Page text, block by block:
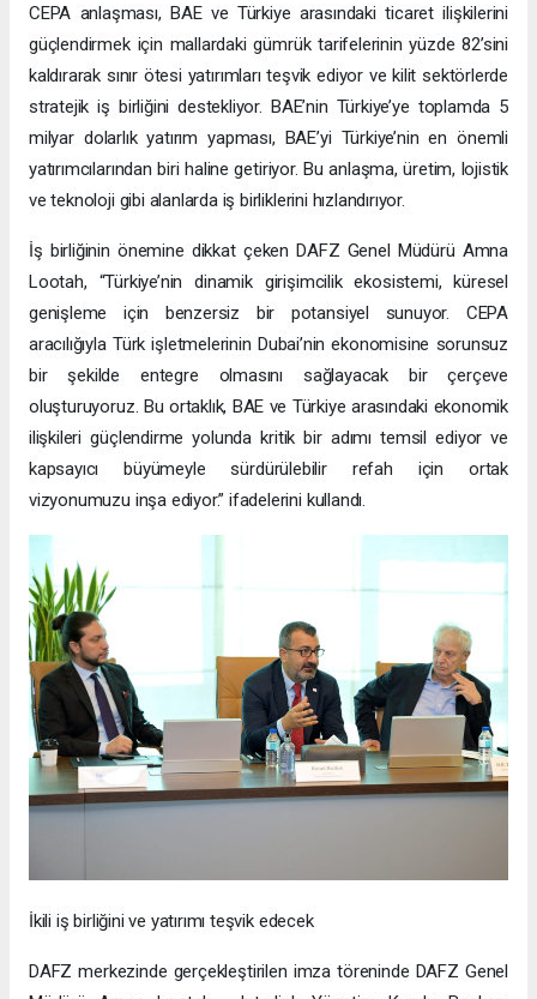
CEPA anlaşması, BAE ve Türkiye arasındaki ticaret ilişkilerini
güçlendirmek için mallardaki gümrük tarifelerinin yüzde 82’sini
kaldırarak sınır ötesi yatırımları teşvik ediyor ve kilit sektörlerde
stratejik iş birliğini destekliyor. BAE’nin Türkiye’ye toplamda 5
milyar dolarlık yatırım yapması, BAE’yi Türkiye’nin en önemli
yatırımcılarından biri haline getiriyor. Bu anlaşma, üretim, lojistik
ve teknoloji gibi alanlarda iş birliklerini hızlandırıyor.
İş birliğinin önemine dikkat çeken DAFZ Genel Müdürü Amna
Lootah, “Türkiye’nin dinamik girişimcilik ekosistemi, küresel
genişleme için benzersiz bir potansiyel sunuyor. CEPA
aracılığıyla Türk işletmelerinin Dubai’nin ekonomisine sorunsuz
bir şekilde entegre olmasını sağlayacak bir çerçeve
oluşturuyoruz. Bu ortaklık, BAE ve Türkiye arasındaki ekonomik
ilişkileri güçlendirme yolunda kritik bir adımı temsil ediyor ve
kapsayıcı büyümeyle sürdürülebilir refah için ortak
vizyonumuzu inşa ediyor.” ifadelerini kullandı.
İkili iş birliğini ve yatırımı teşvik edecek
DAFZ merkezinde gerçekleştirilen imza töreninde DAFZ Genel